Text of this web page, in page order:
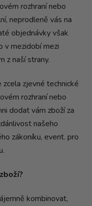
rozhraní nebo
neprodleně vás na
objednávky však
v mezidobí mezi
z naší strany.
zjevné technické
rozhraní nebo
dodat vám zboží za
našeho
zákoníku, event. pro
kombinovat,